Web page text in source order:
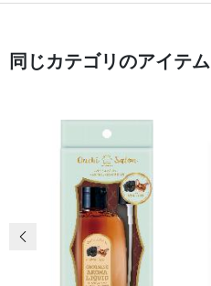
同じカテゴリのアイテム
前の画像